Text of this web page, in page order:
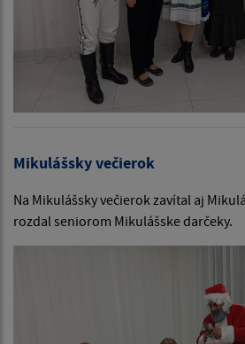
Mikulášsky večierok
Na Mikulášsky večierok zavítal aj
rozdal seniorom Mikulášske darčeky.